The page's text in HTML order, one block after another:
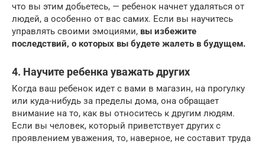
что вы этим добьетесь, — ребенок начнет удаляться от
людей, а особенно от вас самих. Если вы научитесь
управлять своими эмоциями, вы избежите
последствий, о которых вы будете жалеть в будущем.
4. Научите ребенка уважать других
Когда ваш ребенок идет с вами в магазин, на прогулку
или куда-нибудь за пределы дома, она обращает
внимание на то, как вы относитесь к другим людям.
Если вы человек, который приветствует других с
проявлением уважения, то, наверное, не составит труда